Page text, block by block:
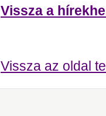
Vissza a
Vissza az oldal